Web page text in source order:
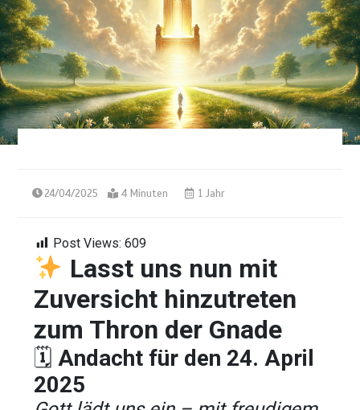
24/04/2025 4 Minuten 1 Jahr
Post Views: 609
Lasst uns nun mit
Zuversicht hinzutreten
zum Thron der Gnade
🗓Andacht für den 24. April
2025